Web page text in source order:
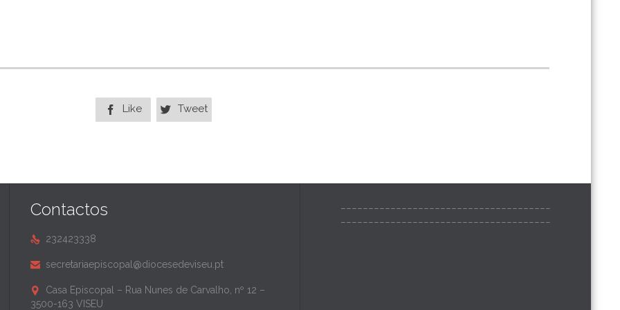
 Like  Tweet
Contactos
 232423338
 secretariaepiscopal@diocesedeviseu.pt

Casa Episcopal – Rua Nunes de Carvalho, nº 12 –
3500-163 VISEU